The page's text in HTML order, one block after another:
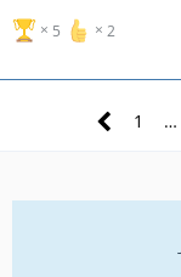
5 2
1 …